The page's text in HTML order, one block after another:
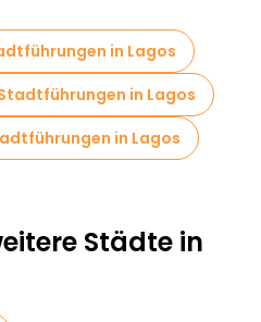
in Lagos
in Lagos
in Lagos
in Lagos
Städte in